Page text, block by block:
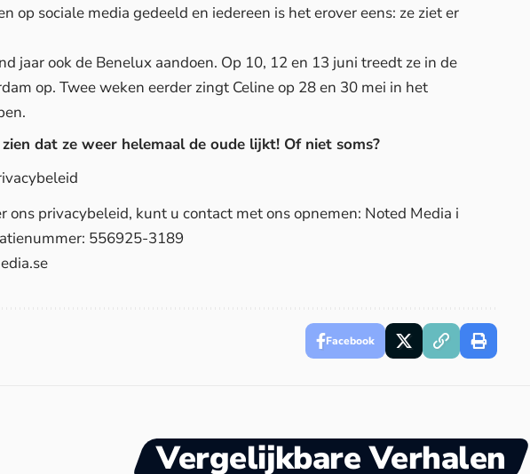
op sociale media gedeeld en iedereen is het erover eens: ze ziet er
jaar ook de Benelux aandoen. Op 10, 12 en 13 juni treedt ze in de
op. Twee weken eerder zingt Celine op 28 en 30 mei in het
dat ze weer helemaal de oude lijkt! Of niet soms?
ons privacybeleid, kunt u contact met ons opnemen: Noted Media i
556925-3189
Facebook
Vergelijkbare Verhalen